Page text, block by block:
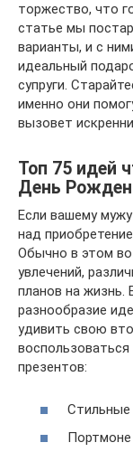
торжество, что
статье мы
варианты, и с
идеальный
супруги.
именно они
вызовет
Топ 75 идей
День
Если вашему
над
Обычно в этом
увлечений,
планов на жизнь.
разнообразие
удивить свою
презентов:
Стильные
Портмоне